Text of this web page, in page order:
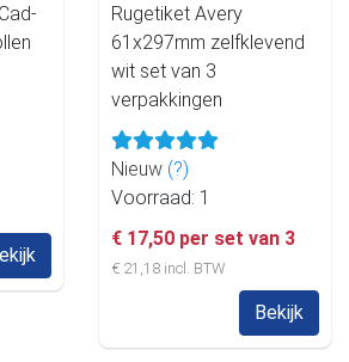
Rugetiket Avery
61x297mm zelfklevend
wit set van 3
verpakkingen
Nieuw (?)
Voorraad: 1
€ 17,50 per set van 3
€ 21,18 incl. BTW
Bekijk